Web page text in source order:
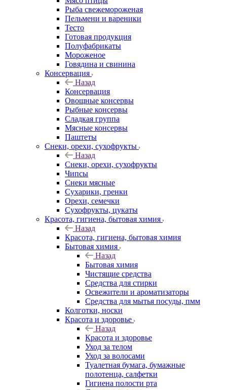
Рыба свежемороженая
Пельмени и вареники
Тесто
Готовая продукция
Полуфабрикаты
Мороженое
Говядина и свинина
Консервация
Назад
Консервация
Овощные консервы
Рыбные консервы
Сладкая группа
Мясные консервы
Паштеты
Снеки, орехи, сухофрукты
Назад
Снеки, орехи, сухофрукты
Чипсы
Снеки мясные
Сухарики, гренки
Орехи, семечки
Сухофрукты, цукаты
Красота, гигиена, бытовая химия
Назад
Красота, гигиена, бытовая химия
Бытовая химия
Назад
Бытовая химия
Чистящие средства
Средства для стирки
Освежители и ароматизаторы
Средства для мытья посуды, пмм
Колготки, носки
Красота и здоровье
Назад
Красота и здоровье
Уход за телом
Уход за волосами
Туалетная бумага, бумажные
полотенца, салфетки
Гигиена полости рта